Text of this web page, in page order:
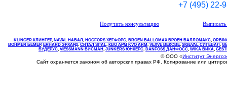
+7 (495) 22-
Получить консультацию
KLINGER КЛИНГЕР, NAVAL НАВАЛ , НOGFORS ХЕГФОРС, BROEN BALLOMAX БРОЕН БАЛЛОМАКС,
BOHMER БЕМЕР, ERHARD ЭРХАРД, СИТАЛ SITAL, КВО АРМ KVO ARM, VEXVE ВЕКСВЕ, SIGEVAL СИГЕВАЛ ,
БУДЕРУС, VIESSMANN ВИСМАН , JUNKERS ЮНКЕРС. DANFOSS ДАНФОСС, WIKA ВИКА,
© ООО «Институт
Сайт охраняется законом об авторских правах РФ. Копирование или